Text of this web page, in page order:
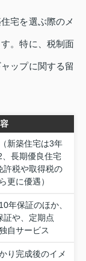
宅を選ぶ際のメ
。特に、税制面
ップに関する留
新築住宅は3年
、長期優良住宅
許税や取得税の
更に優遇）
年保証のほか、
証や、定期点
自サービス
り完成後のイメ